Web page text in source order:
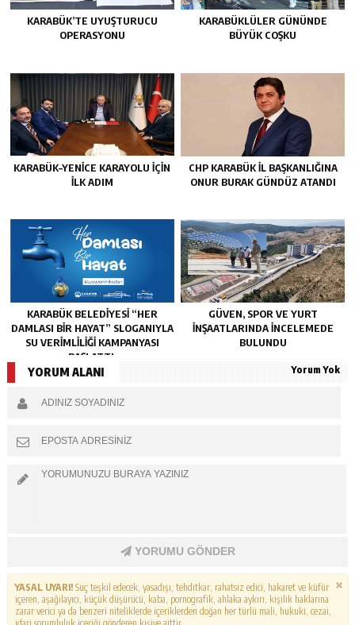
KARABÜK’TE UYUŞTURUCU
OPERASYONU
KARABÜKLÜLER GÜNÜNDE
BÜYÜK COŞKU
KARABÜK–YENİCE KARAYOLU İÇİN
İLK ADIM
CHP KARABÜK İL BAŞKANLIĞINA
ONUR BURAK GÜNDÜZ ATANDI
KARABÜK BELEDİYESİ “HER
DAMLASI BİR HAYAT” SLOGANIYLA
SU VERİMLİLİĞİ KAMPANYASI
BAŞLATTI.
GÜVEN, SPOR VE YURT
İNŞAATLARINDA İNCELEMEDE
BULUNDU
YORUM ALANI Yorum Yok
YORUMU GÖNDER
YASAL UYARI!Suç teşkil edecek, yasadışı, tehditkar, rahatsız edici, hakaret ve küfür
içeren, aşağılayıcı, küçük düşürücü, kaba, pornografik, ahlaka aykırı, kişilik haklarına
zarar verici ya da benzeri niteliklerde içeriklerden doğan her türlü mali, hukuki, cezai,